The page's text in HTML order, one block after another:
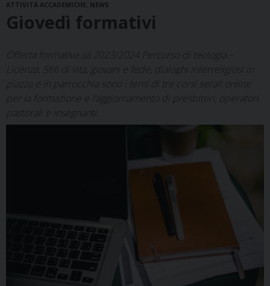
to
content
ATTIVITÀ ACCADEMICHE, NEWS
Giovedì formativi
Offerta formativa aa 2023/2024 Percorso di teologia –
Licenza. Stili di vita, giovani e fede, dialoghi interreligiosi in
piazza e in parrocchia sono i temi di tre corsi serali online
per la formazione e l’aggiornamento di presbiteri, operatori
pastorali e insegnanti.